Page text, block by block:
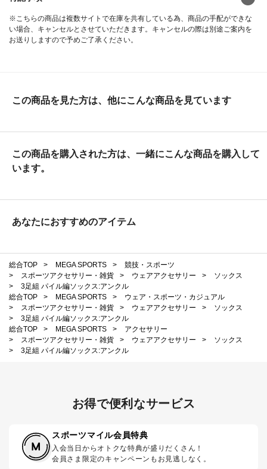
※こちらの商品は複数サイトで在庫を共有している為、商品の手配ができな
い場合、キャンセルとさせていただきます。キャンセルの際は別途ご案内を
お送りしますので予めご了承ください。
この商品を見た方は、他にこんな商品を見ています
この商品を購入された方は、一緒にこんな商品を購入して
います。
あなたにおすすめのアイテム
総合TOP > MEGA SPORTS >
競技・スポーツ
>
スポーツアクセサリー・雑貨 > ウェアアクセサリー >
ソックス
>
3足組 パイル編ソックス:アンクル
総合TOP
> MEGA SPORTS >
ウェア・スポーツ・カジュアル
>
スポーツアクセサリー・雑貨 > ウェアアクセサリー >
ソックス
>
3足組 パイル編ソックス:アンクル
総合TOP
> MEGA SPORTS >
アクセサリー
>
スポーツアクセサリー・雑貨 > ウェアアクセサリー >
ソックス
>
3足組 パイル編ソックス:アンクル
お得で便利なサービス
スポーツマイル会員特典
入会当日からオトクな特典が盛りだくさん！
会員さま限定のキャンペーンもお見逃しなく。